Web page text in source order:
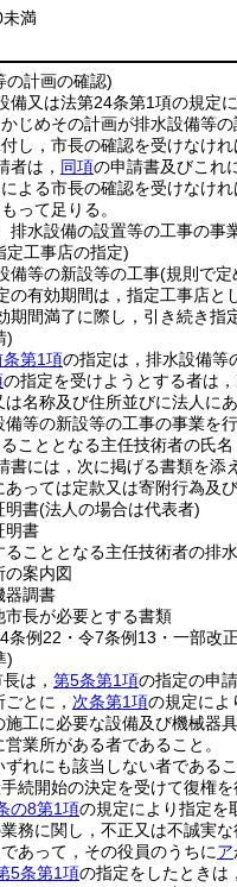
満
の計画の確認)
備又は法第24条第1項の規定
じめその計画が排水設備等
し，市長の確認を受けなけれ
者は， 同項の申請書及びこれ
よる市長の確認を受けなけれ
って足りる。
排水設備の設置等の工事の事
定工事店の指定)
備等の新設等の工事(規則で定
の有効期間は，指定工事店と
期間満了に際し，引き続き指
)
条第1項の指定は，排水設備等
の指定を受けようとする者は
は名称及び住所並びに法人に
備等の新設等の工事の事業を
こととなる主任技術者の氏名
書には，次に掲げる書類を添
あっては定款又は寄附行為及
明書(法人の場合は代表者)
明書
ることとなる主任技術者の排
の案内図
器調書
市長が必要とする書類
条例22・令7条例13・一部改
)
は， 第5条第1項の指定の申
とに， 次条第1項の規定によ
施工に必要な設備及び機械器
営業所がある者であること。
ずれにも該当しない者であるこ
続開始の決定を受けて復権
の8第1項の規定により指定を
務に関し，不正又は不誠実
あって，その役員のうちにア
5条第1項の指定をしたときは